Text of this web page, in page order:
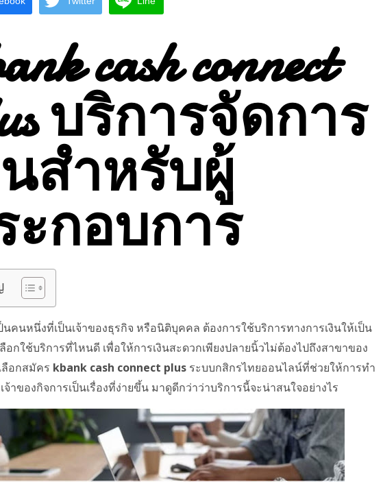
cash connect
บริการจัดการ
นสำหรับผู้
ะกอบการ
คนหนึ่งที่เป็นเจ้าของธุรกิจ หรือนิติบุคคล ต้องการใช้บริการทางการเงินให้เป็น
อกใช้บริการที่ไหนดี เพื่อให้การเงินสะดวกเพียงปลายนิ้วไม่ต้องไปถึงสาขาของ
ลือกสมัคร kbank cash connect plusระบบกสิกรไทยออนไลน์ที่ช่วยให้การทำ
จ้าของกิจการเป็นเรื่องที่ง่ายขึ้น มาดูดีกว่าว่าบริการนี้จะน่าสนใจอย่างไร